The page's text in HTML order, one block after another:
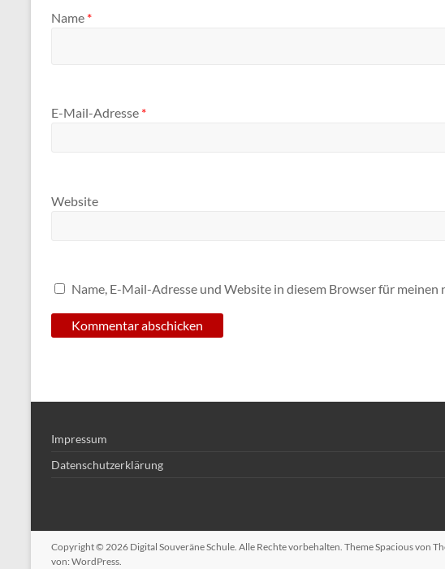
Name *
E-Mail-Adresse *
Website
Name, E-Mail-Adresse und Website in diesem Browser für
Impressum
Datenschutzerklärung
Copyright © 2026 Digital Souveräne Schule. Alle Rechte vorbehalten. ThemeSpaciousvon
von: WordPress.